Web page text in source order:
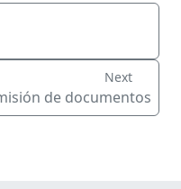
Next
de documentos